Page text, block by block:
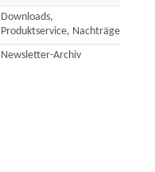
Downloads,
Produktservice, Nachträge
Newsletter-Archiv